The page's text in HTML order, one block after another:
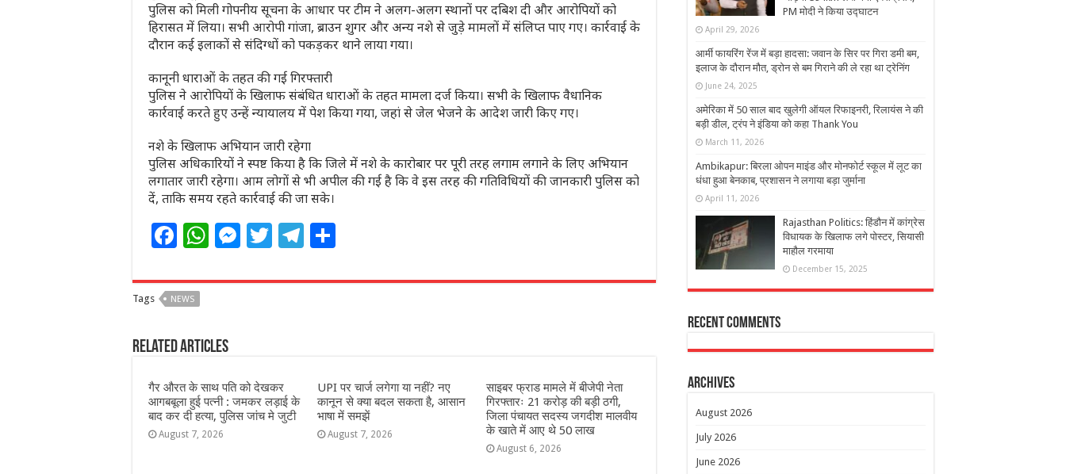
पुलिस को मिली गोपनीय सूचना के आधार पर टीम ने अलग-अलग स्थानों पर दबिश दी और आरोपियों को
हिरासत में लिया। सभी आरोपी गांजा, ब्राउन शुगर और अन्य नशे से जुड़े मामलों में संलिप्त पाए गए। कार्रवाई के
दौरान कई इलाकों से संदिग्धों को पकड़कर थाने लाया गया।
कानूनी धाराओं के तहत की गई गिरफ्तारी
पुलिस ने आरोपियों के खिलाफ संबंधित धाराओं के तहत मामला दर्ज किया। सभी के खिलाफ वैधानिक
कार्रवाई करते हुए उन्हें न्यायालय में पेश किया गया, जहां से जेल भेजने के आदेश जारी किए गए।
नशे के खिलाफ अभियान जारी रहेगा
पुलिस अधिकारियों ने स्पष्ट किया है कि जिले में नशे के कारोबार पर पूरी तरह लगाम लगाने के लिए अभियान
लगातार जारी रहेगा। आम लोगों से भी अपील की गई है कि वे इस तरह की गतिविधियों की जानकारी पुलिस को
दें, ताकि समय रहते कार्रवाई की जा सके।
F
a
c
e
b
o
o
k
W
h
at
A
p
p
M
e
ss
e
r
T
w
itt
T
el
e ar
Tags NEWS
Related Articles
गैर औरत के साथ पति को देखकर
आगबबूला हुई पत्नी : जमकर लड़ाई के
बाद कर दी हत्या, पुलिस जांच मे जुटी
August 7, 2026
UPI पर चार्ज लगेगा या नहीं? नए
कानून से क्या बदल सकता है, आसान
भाषा में समझें
August 7, 2026
साइबर फ्राड मामले में बीजेपी नेता
गिरफ्तारः 21 करोड़ की बड़ी ठगी,
जिला पंचायत सदस्य जगदीश मालवीय
के खाते में आए थे 50 लाख
August 6, 2026
PM मोदी ने किया उद्घाटन
April 29, 2026
आर्मी फायरिंग रेंज में बड़ा हादसा: जवान के सिर पर गिरा डमी बम,
इलाज के दौरान मौत, ड्रोन से बम गिराने की ले रहा था ट्रेनिंग
June 24, 2025
अमेरिका में 50 साल बाद खुलेगी ऑयल रिफाइनरी, रिलायंस ने की
बड़ी डील, ट्रंप ने इंडिया को कहा Thank You
March 11, 2026
Ambikapur: बिरला ओपन माइंड और मोनफोर्ट स्कूल में लूट का
धंधा हुआ बेनकाब, प्रशासन ने लगाया बड़ा जुर्माना
April 11, 2026
Rajasthan Politics: हिंडौन में कांग्रेस
विधायक के खिलाफ लगे पोस्टर, सियासी
माहौल गरमाया
December 15, 2025
Recent Comments
Archives
August 2026
July 2026
June 2026